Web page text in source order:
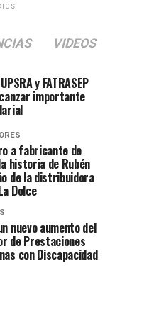
VIDEOS
y FATRASEP
importante
a fabricante de
historia de Rubén
de la distribuidora
Dolce
nuevo aumento del
de Prestaciones
con Discapacidad